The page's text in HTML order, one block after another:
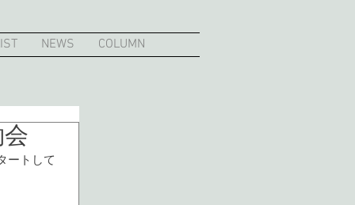
NEWS COLUMN
ートして